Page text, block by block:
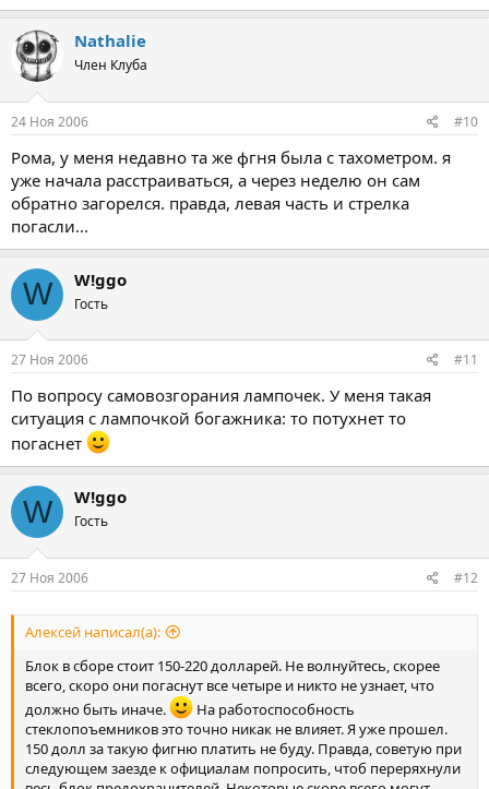
Nathalie
Член Клуба
24 Ноя 2006 #10
Рома, у меня недавно та же фгня была с тахометром. я
уже начала расстраиваться, а через неделю он сам
обратно загорелся. правда, левая часть и стрелка
погасли...
W W!ggo
Гость
27 Ноя 2006 #11
По вопросу самовозгорания лампочек. У меня такая
ситуация с лампочкой богажника: то потухнет то
погаснет
W W!ggo
Гость
27 Ноя 2006 #12
Алексей написал(а):
Блок в сборе стоит 150-220 долларей. Не волнуйтесь, скорее
всего, скоро они погаснут все четыре и никто не узнает, что
должно быть иначе.
На работоспособность
стеклопоъемников это точно никак не влияет. Я уже прошел.
150 долл за такую фигню платить не буду. Правда, советую при
следующем заезде к официалам попросить, чтоб переряхнули